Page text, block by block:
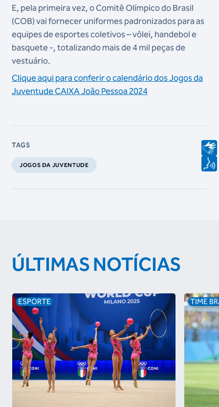
E, pela primeira vez, o Comitê Olímpico do Brasil
(COB) vai fornecer uniformes padronizados para as
equipes de esportes coletivos – vôlei, handebol e
basquete -, totalizando mais de 4 mil peças de
vestuário.
Clique aqui para conferir o calendário dos Jogos da
Juventude CAIXA João Pessoa 2024
TAGS
JOGOS DA JUVENTUDE
ÚLTIMAS NOTÍCIAS
ESPORTE TIME